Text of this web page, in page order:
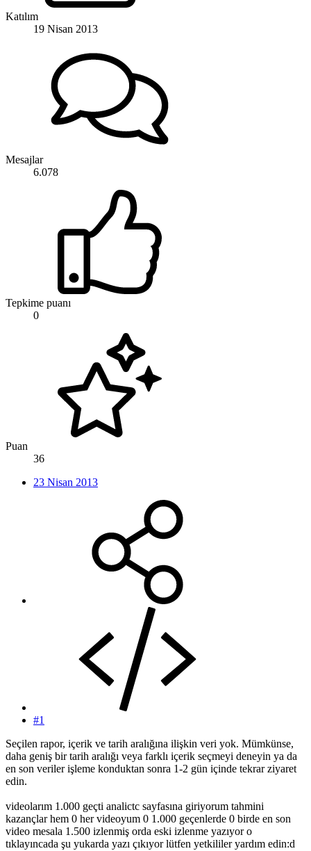
Katılım
19 Nisan 2013
Mesajlar
6.078
Tepkime puanı
0
Puan
36
23 Nisan 2013
#1
Seçilen rapor, içerik ve tarih aralığına ilişkin veri yok. Mümkünse,
daha geniş bir tarih aralığı veya farklı içerik seçmeyi deneyin ya da
en son veriler işleme konduktan sonra 1-2 gün içinde tekrar ziyaret
edin.
videolarım 1.000 geçti analictc sayfasına giriyorum tahmini
kazançlar hem 0 her videoyum 0 1.000 geçenlerde 0 birde en son
video mesala 1.500 izlenmiş orda eski izlenme yazıyor o
tıklayıncada şu yukarda yazı çıkıyor lütfen yetkililer yardım edin:d